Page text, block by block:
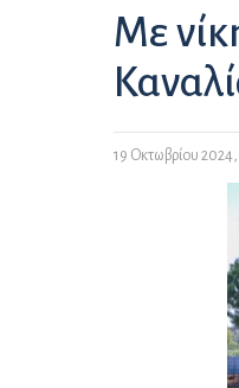
Με
19 Οκτωβρίου 2024,